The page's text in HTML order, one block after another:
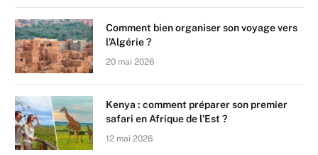
Comment bien organiser son voyage vers
l’Algérie ?
20 mai 2026
Kenya : comment préparer son premier
safari en Afrique de l’Est ?
12 mai 2026